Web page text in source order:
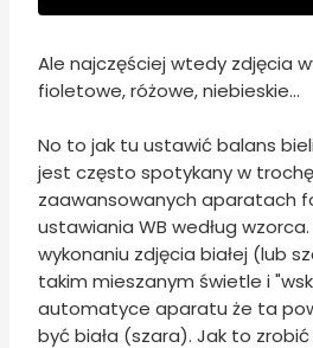
Ale najczęściej wtedy zdjęcia
fioletowe, różowe, niebieskie...
No to jak tu ustawić balans
jest często spotykany w
zaawansowanych aparatach
ustawiania WB według
wykonaniu zdjęcia białej (lub
takim mieszanym świetle i
automatyce aparatu że ta
być biała (szara). Jak to